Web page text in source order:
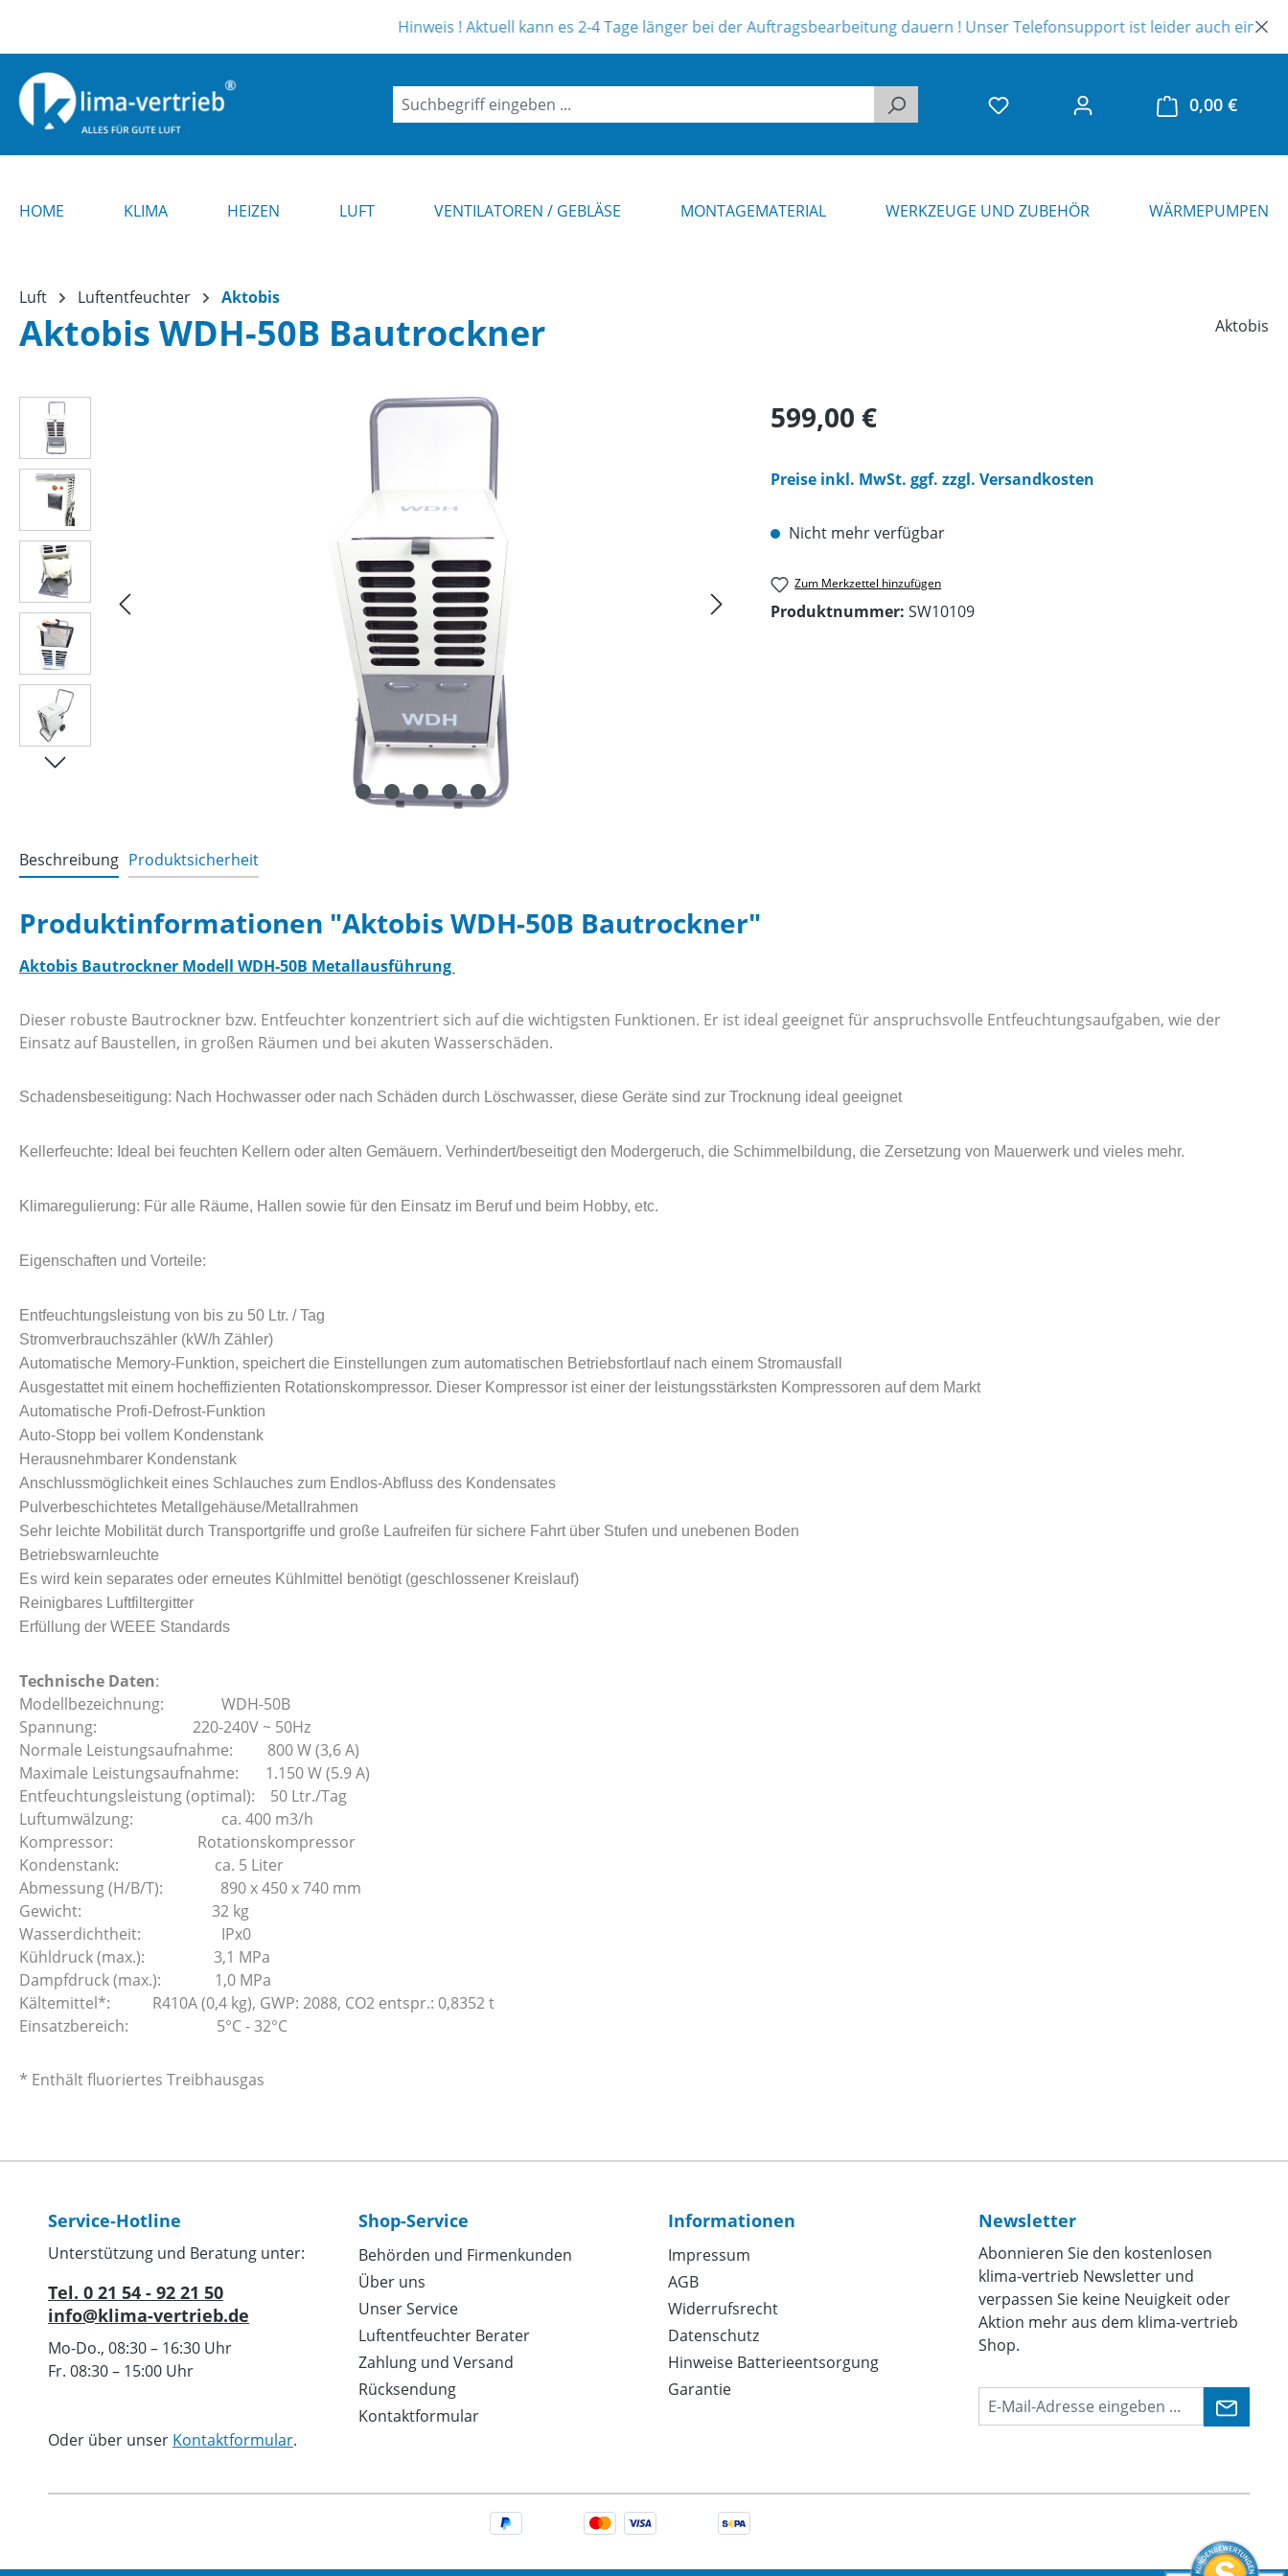
Hinweis ! Aktuell kann es 2-4 Tage länger bei der Auftragsbearbeitung dauern ! Unser Telefonsupport ist leider auch eingeschränkt.
0,00 €
HOME KLIMA HEIZEN LUFT VENTILATOREN / GEBLÄSE MONTAGEMATERIAL WERKZEUGE UND ZUBEHÖR WÄRMEPUMPEN
Luft Luftentfeuchter Aktobis
Aktobis WDH-50B Bautrockner Aktobis
Bildergalerie überspringen Regulärer Preis:
599,00 €
Preise inkl. MwSt. ggf. zzgl. Versandkosten
Nicht mehr verfügbar
Zum Merkzettel hinzufügen
Produktnummer: SW10109
Beschreibung Produktsicherheit
Produktinformationen "Aktobis WDH-50B Bautrockner"
Aktobis Bautrockner Modell WDH-50B Metallausführung
Dieser robuste Bautrockner bzw. Entfeuchter konzentriert sich auf die wichtigsten Funktionen. Er ist ideal geeignet für anspruchsvolle Entfeuchtungsaufgaben, wie der
Einsatz auf Baustellen, in großen Räumen und bei akuten Wasserschäden.
Schadensbeseitigung: Nach Hochwasser oder nach Schäden durch Löschwasser, diese Geräte sind zur Trocknung ideal geeignet
Kellerfeuchte: Ideal bei feuchten Kellern oder alten Gemäuern. Verhindert/beseitigt den Modergeruch, die Schimmelbildung, die Zersetzung von Mauerwerk und vieles mehr.
Klimaregulierung: Für alle Räume, Hallen sowie für den Einsatz im Beruf und beim Hobby, etc.
Eigenschaften und Vorteile:
Entfeuchtungsleistung von bis zu 50 Ltr. / Tag
Stromverbrauchszähler (kW/h Zähler)
Automatische Memory-Funktion, speichert die Einstellungen zum automatischen Betriebsfortlauf nach einem Stromausfall
Ausgestattet mit einem hocheffizienten Rotationskompressor. Dieser Kompressor ist einer der leistungsstärksten Kompressoren auf dem Markt
Automatische Profi-Defrost-Funktion
Auto-Stopp bei vollem Kondenstank
Herausnehmbarer Kondenstank
Anschlussmöglichkeit eines Schlauches zum Endlos-Abfluss des Kondensates
Pulverbeschichtetes Metallgehäuse/Metallrahmen
Sehr leichte Mobilität durch Transportgriffe und große Laufreifen für sichere Fahrt über Stufen und unebenen Boden
Betriebswarnleuchte
Es wird kein separates oder erneutes Kühlmittel benötigt (geschlossener Kreislauf)
Reinigbares Luftfiltergitter
Erfüllung der WEEE Standards
Technische Daten:
Modellbezeichnung: WDH-50B
Spannung: 220-240V ~ 50Hz
Normale Leistungsaufnahme: 800 W (3,6 A)
Maximale Leistungsaufnahme: 1.150 W (5.9 A)
Entfeuchtungsleistung (optimal): 50 Ltr./Tag
Luftumwälzung: ca. 400 m3/h
Kompressor: Rotationskompressor
Kondenstank: ca. 5 Liter
Abmessung (H/B/T): 890 x 450 x 740 mm
Gewicht: 32 kg
Wasserdichtheit: IPx0
Kühldruck (max.): 3,1 MPa
Dampfdruck (max.): 1,0 MPa
Kältemittel*: R410A (0,4 kg), GWP: 2088, CO2 entspr.: 0,8352 t
Einsatzbereich: 5°C - 32°C
* Enthält fluoriertes Treibhausgas
Service-Hotline
Unterstützung und Beratung unter:
Tel. 0 21 54 - 92 21 50
info@klima-vertrieb.de
Mo-Do., 08:30 – 16:30 Uhr
Fr. 08:30 – 15:00 Uhr
Oder über unser Kontaktformular.
Shop-Service
Behörden und Firmenkunden
Über uns
Unser Service
Luftentfeuchter Berater
Zahlung und Versand
Rücksendung
Kontaktformular
Informationen
Impressum
AGB
Widerrufsrecht
Datenschutz
Hinweise Batterieentsorgung
Garantie
Newsletter
Abonnieren Sie den kostenlosen
klima-vertrieb Newsletter und
verpassen Sie keine Neuigkeit oder
Aktion mehr aus dem klima-vertrieb
Shop.